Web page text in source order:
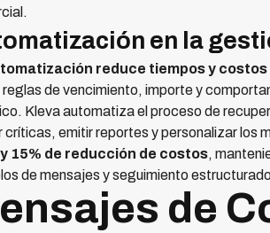
en la
reduce tiempos y
reglas de vencimiento, importe y
Kleva automatiza el proceso de
críticas, emitir reportes y personalizar los
15% de reducción de costos,
de mensajes y seguimiento
de